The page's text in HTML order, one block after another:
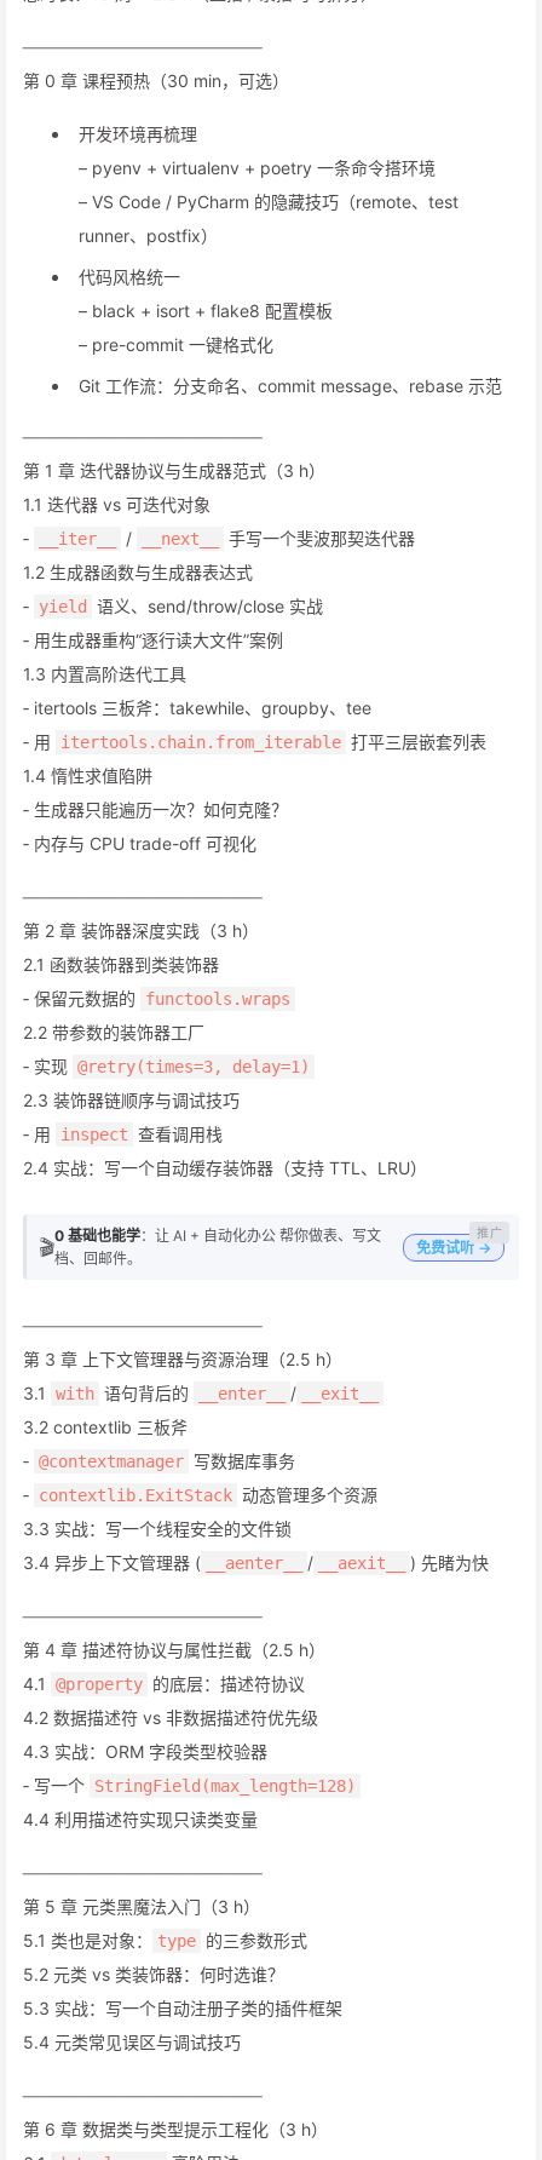
──────────────────
第 0 章 课程预热（30 min，可选）
开发环境再梳理
– pyenv + virtualenv + poetry 一条命令搭环境
– VS Code / PyCharm 的隐藏技巧（remote、test
runner、postfix）
代码风格统一
– black + isort + flake8 配置模板
– pre-commit 一键格式化
Git 工作流：分支命名、commit message、rebase 示范
──────────────────
第 1 章 迭代器协议与生成器范式（3 h）
1.1 迭代器 vs 可迭代对象
‑
__iter__ / __next__
手写一个斐波那契迭代器
1.2 生成器函数与生成器表达式
‑ yield
语义、send/throw/close 实战
‑ 用生成器重构“逐行读大文件”案例
1.3 内置高阶迭代工具
‑ itertools 三板斧：takewhile、groupby、tee
‑ 用
itertools.chain.from_iterable 打平三层嵌套列表
1.4 惰性求值陷阱
‑ 生成器只能遍历一次？如何克隆？
‑ 内存与 CPU trade-off 可视化
──────────────────
第 2 章 装饰器深度实践（3 h）
2.1 函数装饰器到类装饰器
‑ 保留元数据的
functools.wraps
2.2 带参数的装饰器工厂
‑ 实现 @retry(times=3, delay=1)
2.3 装饰器链顺序与调试技巧
‑ 用
inspect 查看调用栈
2.4 实战：写一个自动缓存装饰器（支持 TTL、LRU）
🎬0 基础也能学：让 AI + 自动化办公 帮你做表、写文
档、回邮件。
免费试听 →
──────────────────
第 3 章 上下文管理器与资源治理（2.5 h）
3.1
with 语句背后的 __enter__ / __exit__
3.2 contextlib 三板斧
‑ @contextmanager 写数据库事务
‑ contextlib.ExitStack 动态管理多个资源
3.3 实战：写一个线程安全的文件锁
3.4 异步上下文管理器 (
__aenter__ / __aexit__ ) 先睹为快
──────────────────
第 4 章 描述符协议与属性拦截（2.5 h）
4.1
@property 的底层：描述符协议
4.2 数据描述符 vs 非数据描述符优先级
4.3 实战：ORM 字段类型校验器
‑ 写一个 StringField(max_length=128)
4.4 利用描述符实现只读类变量
──────────────────
第 5 章 元类黑魔法入门（3 h）
5.1 类也是对象：
type 的三参数形式
5.2 元类 vs 类装饰器：何时选谁？
5.3 实战：写一个自动注册子类的插件框架
5.4 元类常见误区与调试技巧
──────────────────
第 6 章 数据类与类型提示工程化（3 h）